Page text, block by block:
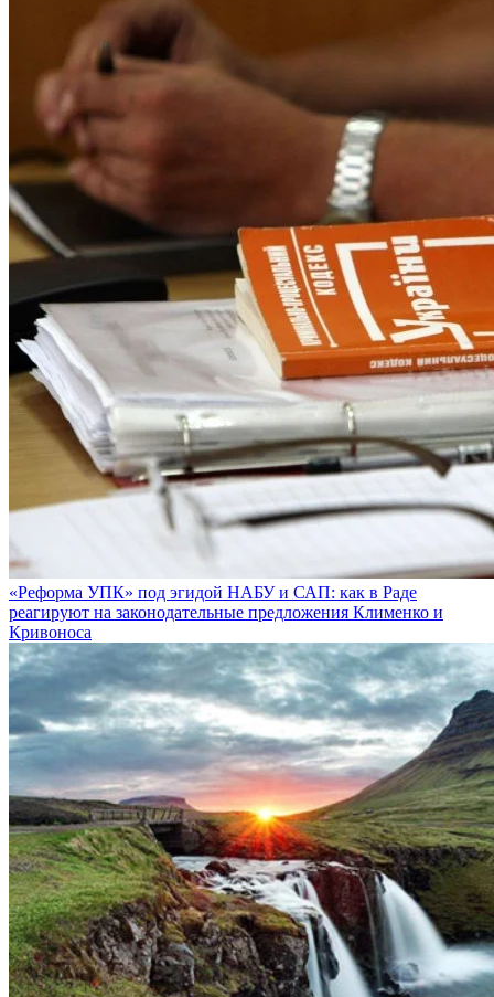
«Реформа УПК» под эгидой НАБУ и САП: как в Раде
реагируют на законодательные предложения Клименко и
Кривоноса